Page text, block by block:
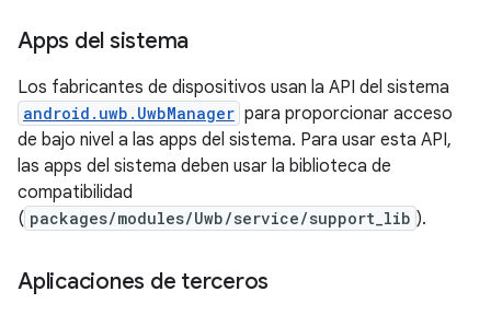
Apps del sistema
Los fabricantes de dispositivos usan la API del sistema
android.uwb.UwbManager para proporcionar acceso
de bajo nivel a las apps del sistema. Para usar esta API,
las apps del sistema deben usar la biblioteca de
compatibilidad
( packages/modules/Uwb/service/support_lib ).
Aplicaciones de terceros